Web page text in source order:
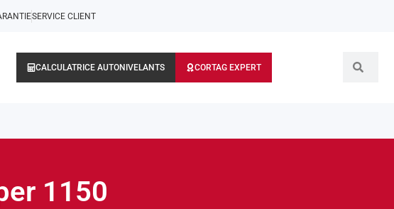
SERVICE CLIENT
CALCULATRICE AUTONIVELANTS CORTAG EXPERT
1150